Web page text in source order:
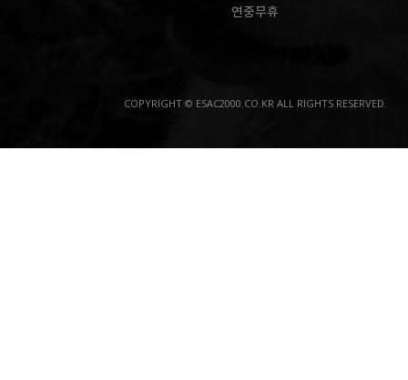
연중무휴
COPYRIGHT © ESAC2000.CO.KR ALL RIGHTS RESERVED.